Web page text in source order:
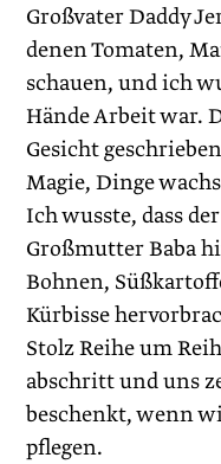
Großvater Daddy
denen Tomaten,
schauen, und ich
Hände Arbeit war.
Gesicht
Magie, Dinge
Ich wusste, dass
Großmutter Baba
Bohnen,
Kürbisse
Stolz Reihe um
abschritt und uns
beschenkt, wenn
pflegen.